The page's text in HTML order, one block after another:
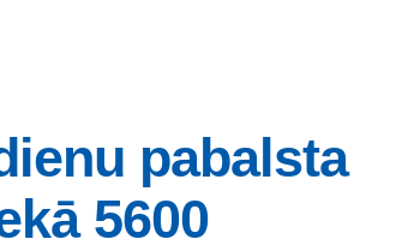
pabalsta
5600